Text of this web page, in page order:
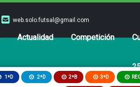
web.solo.futsal@gmail.com
Actualidad Competición
1ªD 2ªD 2ªB 3ªD